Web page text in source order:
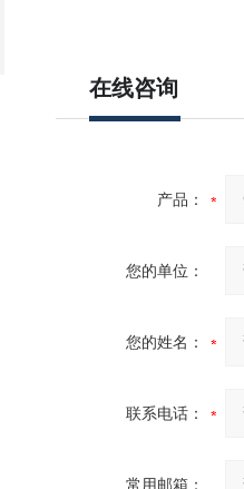
(R)-3-乙基 -1-
在线咨询
产品：
您的单位：
您的姓名：
联系电话：
常用邮箱：